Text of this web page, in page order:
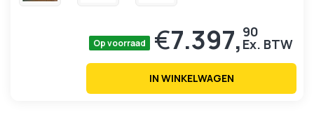
Op voorraad €7.397, 90
IN WINKELWAGEN